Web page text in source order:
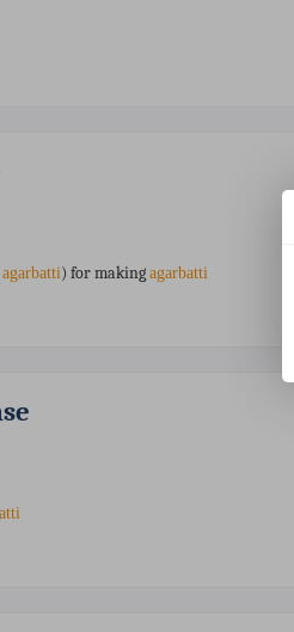
agarbatti) for making agarbatti